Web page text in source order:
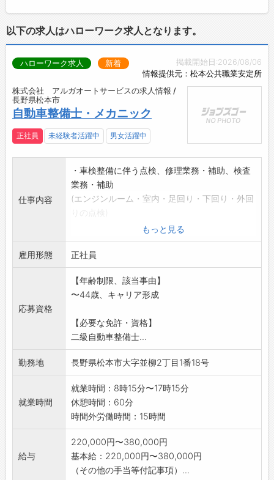
ラー、ジープ、ジャガー、ロータス、
ボルボ、プジョー、ルノー、シトロエン、フィ
アット、アルファロメオ
自動車を通じて、お客様のライフイベントや生
ポートするお仕事です◎
地域の皆様に愛され、信頼されて、支持してい
ただけるような整備士を目指してみませんか？
やらずに悩むよりできることから始め、スキル
アップしながら地元に貢献していきましょう♪
＼
じて昇給できます！
も、600万円超が可能な高給与を実現していま
・管理職（マネジメント職）も現場の技術職
（メカニック）も給与テーブルが同じため、
様々なキャリア選択ができます◎
前半点検・車検レベル：～約400万円
↓
高度な故障診断＋後輩指導：～約800万円前半
■法令遵守を行い、徹底的にハラスメントを無
くす施策を実施しています！
・年1、2回、全社員を対象としたアンケート調
を取り入れています◎
・月1、2回、コンプライアンス委員会を開催し
改革に取り組んでいます◎
【働き方に関して】
・整備作業時間の目安はありますが縛ることは
行っていないので、時間に追われることはあり
ません◎
・集中してもくもくと車と向き合いながら整備
作業ができる環境です♪
【先輩社員の声】
■2012年入社/サービス課・メカニック
以下の求人はハローワーク求人となります。
掲載開始日:2026/08/06
情報提供元：松本公共職業安定所
ハローワーク求人 新着
株式会社 アルガオートサービスの求人情報 /
長野県松本市
自動車整備士・メカニック
正社員 未経験者活躍中 男女活躍中
仕事内容
・車検整備に伴う点検、修理業務・補助、検査
業務・補助
(エンジンルーム・室内・足回り・下回り・外回
・日常点検に伴う軽微な点検・修理業務
(ブレーキ・バッテリー・冷却水・エンジンオイ
ル・ワイパー・エ
ンジンの掛かり具合など)
・一般整備、診断、修理
(エンジン・ミッション・電気系統)
車です。
「業務変更の範囲:会社の定める業務」
もっと見る
雇用形態 正社員
応募資格
【年齢制限、該当事由】
〜44歳、キャリア形成
【必要な免許・資格】
二級自動車整備士...
勤務地 長野県松本市大字並柳2丁目1番18号
就業時間
就業時間：8時15分〜17時15分
休憩時間：60分
時間外労働時間：15時間
給与
220,000円〜380,000円
基本給：220,000円〜380,000円
（その他の手当等付記事項）...